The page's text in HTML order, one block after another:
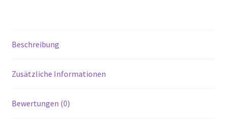
Beschreibung
Zusätzliche Informationen
Bewertungen (0)